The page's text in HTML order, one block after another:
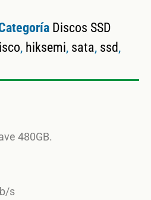
Discos SSD
, hiksemi, sata, ssd,
480GB.
s